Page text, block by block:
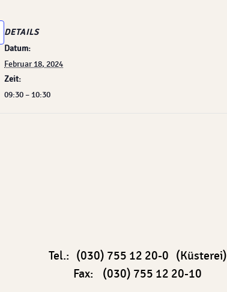
DETAILS
Datum:
Februar 18, 2024
Zeit:
09:30 – 10:30
Tel.: (030) 755 12 20-0 (Küsterei)
Fax: (030) 755 12 20-10